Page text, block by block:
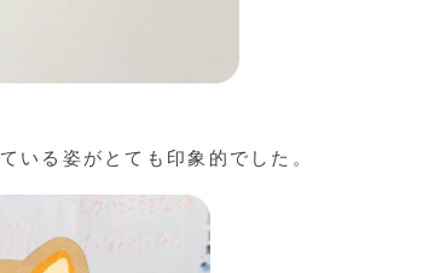
いる姿がとても印象的でした。